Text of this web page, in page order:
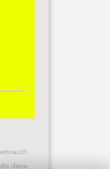
diese